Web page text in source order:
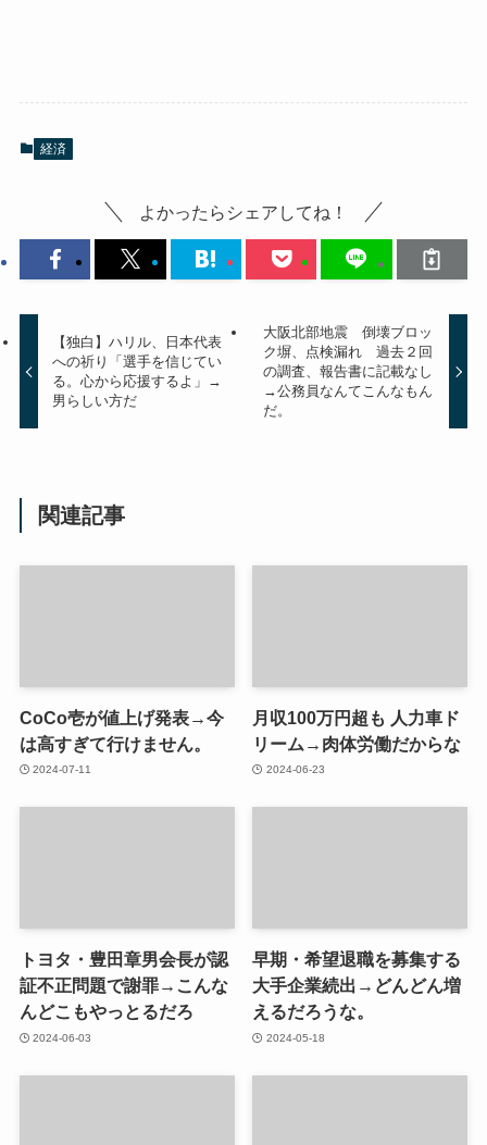
経済
よかったらシェアしてね！
【独白】ハリル、日本代表
への祈り「選手を信じてい
る。心から応援するよ」→
男らしい方だ
大阪北部地震 倒壊ブロッ
ク塀、点検漏れ 過去２回
の調査、報告書に記載なし
→公務員なんてこんなもん
だ。
関連記事
CoCo壱が値上げ発表→今
は高すぎて行けません。
2024-07-11
月収100万円超も 人力車ド
リーム→肉体労働だからな
2024-06-23
トヨタ・豊田章男会長が認
証不正問題で謝罪→こんな
んどこもやっとるだろ
2024-06-03
早期・希望退職を募集する
大手企業続出→どんどん増
えるだろうな。
2024-05-18